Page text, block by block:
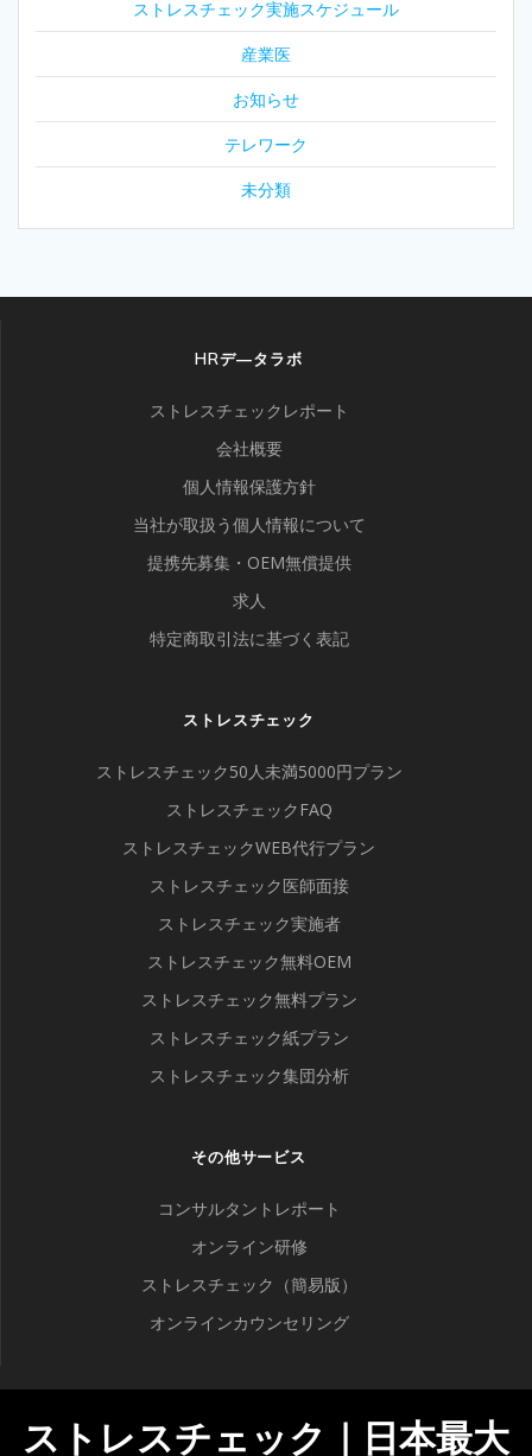
ストレスチェック実施スケジュール
産業医
お知らせ
テレワーク
未分類
HRデ―タラボ
ストレスチェックレポート
会社概要
個人情報保護方針
当社が取扱う個人情報について
提携先募集・OEM無償提供
求人
特定商取引法に基づく表記
ストレスチェック
ストレスチェック50人未満5000円プラン
ストレスチェックFAQ
ストレスチェックWEB代行プラン
ストレスチェック医師面接
ストレスチェック実施者
ストレスチェック無料OEM
ストレスチェック無料プラン
ストレスチェック紙プラン
ストレスチェック集団分析
その他サービス
コンサルタントレポート
オンライン研修
ストレスチェック（簡易版）
オンラインカウンセリング
ストレスチェック｜日本最大